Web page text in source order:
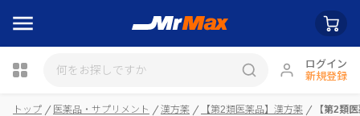
ログイン
新規登録
トップ 医薬品・サプリメント 漢方薬 【第2類医薬品】漢方薬 【第2類